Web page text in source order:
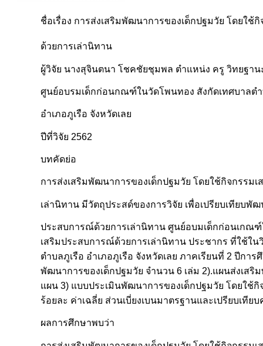
ชื่อเรื่อง การส่งเสริมพัฒนาการของเด็กปฐมวัย โดยใช้
ด้วยการเล่านิทาน
ผู้วิจัย นางสุจินตนา โชคชัยชุมพล ตำแหน่ง ครู วิทยฐา
ศูนย์อบรมเด็กก่อนกณฑ์ในวัดโพนทอง สังกัดเทศบาลตำ
อำเภอภูเรือ จังหวัดเลย
ปีที่วิจัย 2562
บทคัดย่อ
การส่งเสริมพัฒนาการของเด็กปฐมวัย โดยใช้กิจกรรม
เล่านิทาน มีวัตถุประสด์ของการวิจัย เพื่อเปรียบเทียบพั
ประสบการณ์ด้วยการเล่านิทาน ศูนย์อบมเด็กก่อนเกณฑ์
เสริมประสบการณ์ด้วยการเล่านิทาน ประชากร ที่ใช้ใ
ตำบลภูเรือ อำเภอภูเรือ จังหวัดเลย ภาคเรียนที่ 2 ปีก
พัฒนาการของเด็กปฐมวัย จำนวน 6 เล่ม 2).แผนส่งเส
แผน 3) แบบประเมินพัฒนาการของเด็กปฐมวัย โดยใช้
ร้อยละ ค่าเฉลี่ย ส่วนเบี่ยงเบนมาตรฐานและเปรียบเที
ผลการศึกษาพบว่า